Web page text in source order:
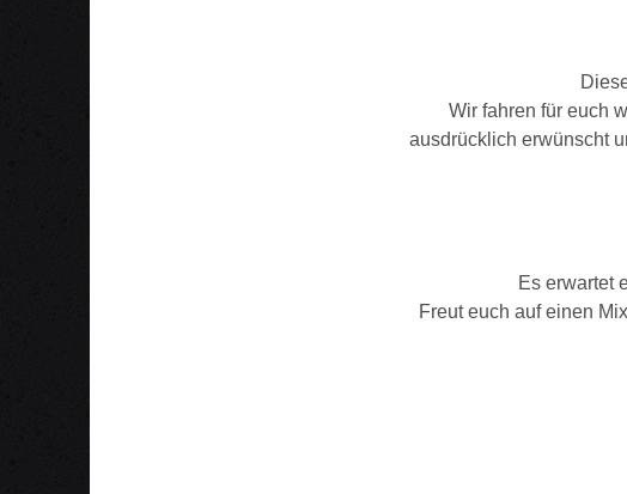
Wir fahren für euch
ausdrücklich erwünscht
Es erwartet
Freut euch auf einen